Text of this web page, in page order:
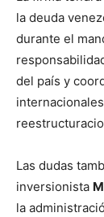
la deuda
durante el
del país y
Las dudas
inversionista
la